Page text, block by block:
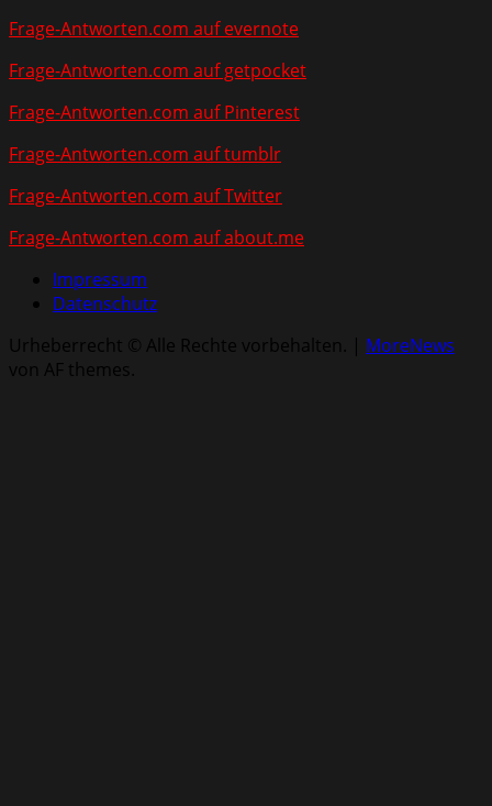
Frage-Antworten.com auf evernote
Frage-Antworten.com auf getpocket
Frage-Antworten.com auf Pinterest
Frage-Antworten.com auf tumblr
Frage-Antworten.com auf Twitter
Frage-Antworten.com auf about.me
Impressum
Datenschutz
Urheberrecht © Alle Rechte vorbehalten. | MoreNews
von AF themes.